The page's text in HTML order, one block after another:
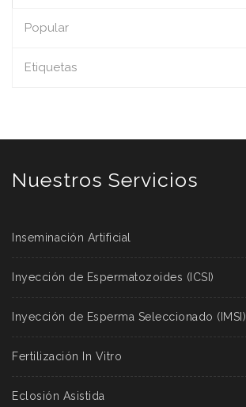
Popular
Etiquetas
Nuestros Servicios
Inseminación Artificial
Inyección de Espermatozoides (ICSI)
Inyección de Esperma Seleccionado (IMSI)
Fertilización In Vitro
Eclosión Asistida